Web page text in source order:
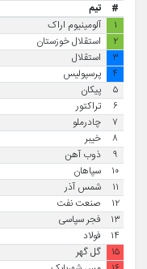
# تیم
۱
آلومینیوم اراک
۲
استقلال خوزستان
۳
استقلال
۴
پرسپولیس
۵
پیکان
۶
تراکتور
۷
چادرملو
۸
خیبر
۹
ذوب آهن
۱۰
سپاهان
۱۱
شمس آذر
۱۲
صنعت نفت
۱۳
فجر سپاسی
۱۴
فولاد
۱۵
گل گهر